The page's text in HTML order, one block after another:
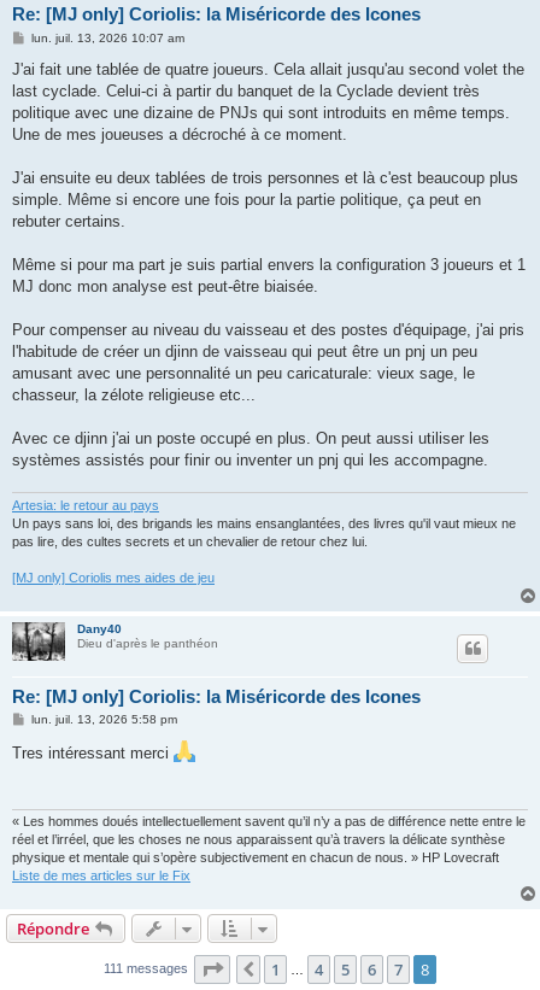
Re: [MJ only] Coriolis: la Miséricorde des Icones
M
s
a
g
lun. juil. 13, 2026 10:07 am
J'ai fait une tablée de quatre joueurs. Cela allait jusqu'au second volet the
last cyclade. Celui-ci à partir du banquet de la Cyclade devient très
politique avec une dizaine de PNJs qui sont introduits en même temps.
Une de mes joueuses a décroché à ce moment.
J'ai ensuite eu deux tablées de trois personnes et là c'est beaucoup plus
simple. Même si encore une fois pour la partie politique, ça peut en
rebuter certains.
Même si pour ma part je suis partial envers la configuration 3 joueurs et 1
MJ donc mon analyse est peut-être biaisée.
Pour compenser au niveau du vaisseau et des postes d'équipage, j'ai pris
l'habitude de créer un djinn de vaisseau qui peut être un pnj un peu
amusant avec une personnalité un peu caricaturale: vieux sage, le
chasseur, la zélote religieuse etc...
Avec ce djinn j'ai un poste occupé en plus. On peut aussi utiliser les
systèmes assistés pour finir ou inventer un pnj qui les accompagne.
Artesia: le retour au pays
Un pays sans loi, des brigands les mains ensanglantées, des livres qu'il vaut mieux ne
pas lire, des cultes secrets et un chevalier de retour chez lui.
[MJ only] Coriolis mes aides de jeu
Dany40
Dieu d'après le panthéon
Re: [MJ only] Coriolis: la Miséricorde des Icones
M
s
lun. juil. 13, 2026 5:58 pm
Tres intéressant merci
« Les hommes doués intellectuellement savent qu’il n’y a pas de différence nette entre le
réel et l’irréel, que les choses ne nous apparaissent qu’à travers la délicate synthèse
physique et mentale qui s’opère subjectivement en chacun de nous. » HP Lovecraft
Liste de mes articles sur le Fix
Répondre
111 messages Page sur
Précédent
1 4 5 6 7 8